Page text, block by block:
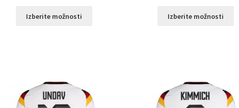
Izberite možnosti
na
Izberite možnosti
na